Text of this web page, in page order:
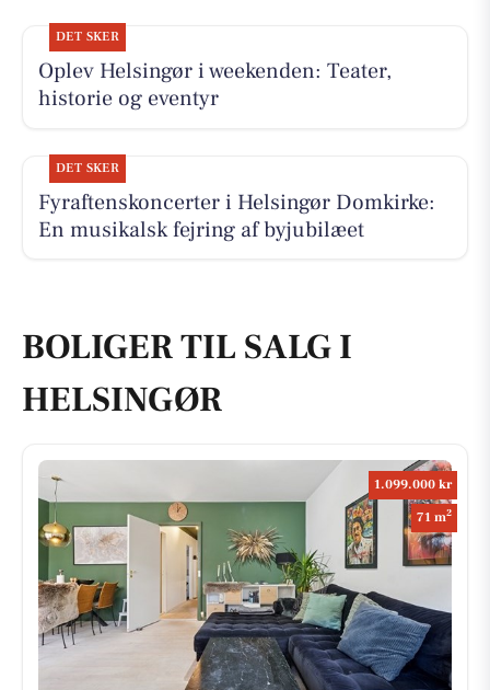
DET SKER
Oplev Helsingør i weekenden: Teater,
historie og eventyr
DET SKER
Fyraftenskoncerter i Helsingør Domkirke:
En musikalsk fejring af byjubilæet
BOLIGER TIL SALG I
HELSINGØR
1.099.000 kr
71 m2